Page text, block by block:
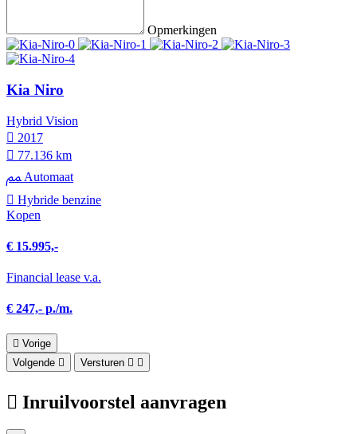
Opmerkingen
Kia Niro
Hybrid Vision
2017
77.136 km
Automaat
Hybride benzine
Kopen
€ 15.995,-
Financial lease v.a.
€ 247,- p./m.
Vorige
Volgende
Versturen
Inruilvoorstel aanvragen